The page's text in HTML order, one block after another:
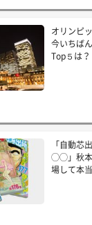
オリンピ
今いちば
Top５は？
「自動芯
◯◯」秋本
場して本